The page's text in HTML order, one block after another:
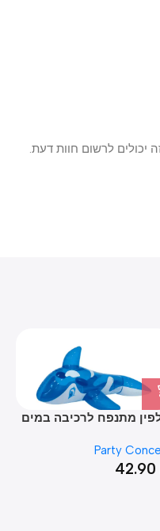
לרשום חוות דעת.
מתנפח לרכיבה במים
Party
42.90